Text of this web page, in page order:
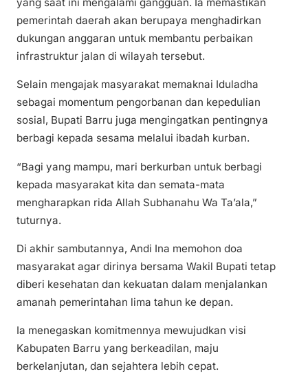
pemerintah daerah akan berupaya menghadirkan
dukungan anggaran untuk membantu perbaikan
infrastruktur jalan di wilayah tersebut.
Selain mengajak masyarakat memaknai Iduladha
sebagai momentum pengorbanan dan kepedulian
sosial, Bupati Barru juga mengingatkan pentingnya
berbagi kepada sesama melalui ibadah kurban.
“Bagi yang mampu, mari berkurban untuk berbagi
kepada masyarakat kita dan semata-mata
mengharapkan rida Allah Subhanahu Wa Ta’ala,”
tuturnya.
Di akhir sambutannya, Andi Ina memohon doa
masyarakat agar dirinya bersama Wakil Bupati tetap
diberi kesehatan dan kekuatan dalam menjalankan
amanah pemerintahan lima tahun ke depan.
Ia menegaskan komitmennya mewujudkan visi
Kabupaten Barru yang berkeadilan, maju
berkelanjutan, dan sejahtera lebih cepat.